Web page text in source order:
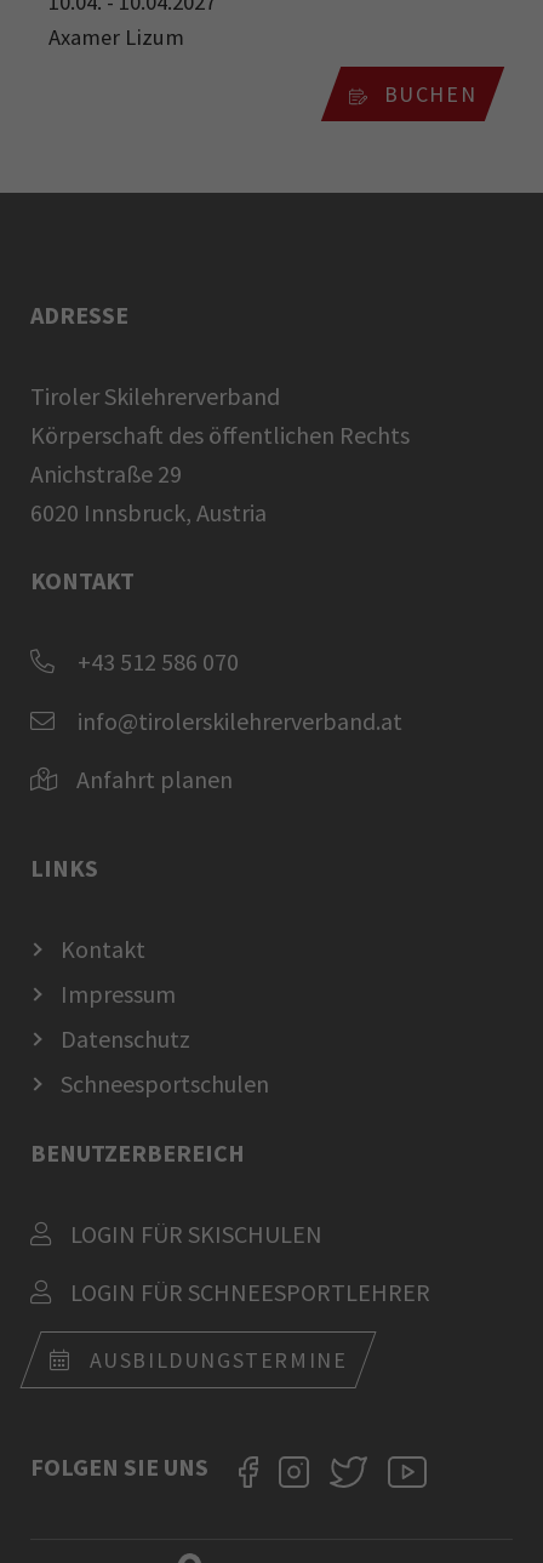
Axamer Lizum
BUCHEN
ADRESSE
Tiroler Skilehrerverband
Körperschaft des öffentlichen Rechts
Anichstraße 29
6020 Innsbruck, Austria
KONTAKT
+43 512 586 070
info@tirolerskilehrerverband.at
Anfahrt planen
LINKS
Kontakt
Impressum
Datenschutz
Schneesportschulen
BENUTZERBEREICH
LOGIN FÜR SKISCHULEN
LOGIN FÜR SCHNEESPORTLEHRER
AUSBILDUNGSTERMINE
FOLGEN SIE UNS